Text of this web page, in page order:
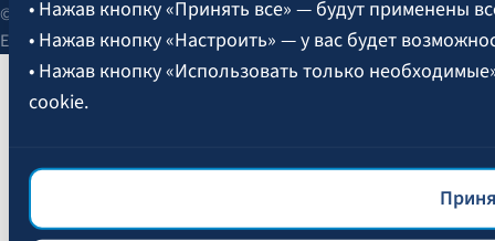
• Нажав кнопку «Принять все» — будут применены
• Нажав кнопку «Настроить» — у вас будет
• Нажав кнопку «Использовать только
cookie.
Более подробная информация об управлении
© 2026 AAS BALTA | улица Сканстес 25, Рига, LV-1013, Латвия.
Единый рег. № 40003049409.